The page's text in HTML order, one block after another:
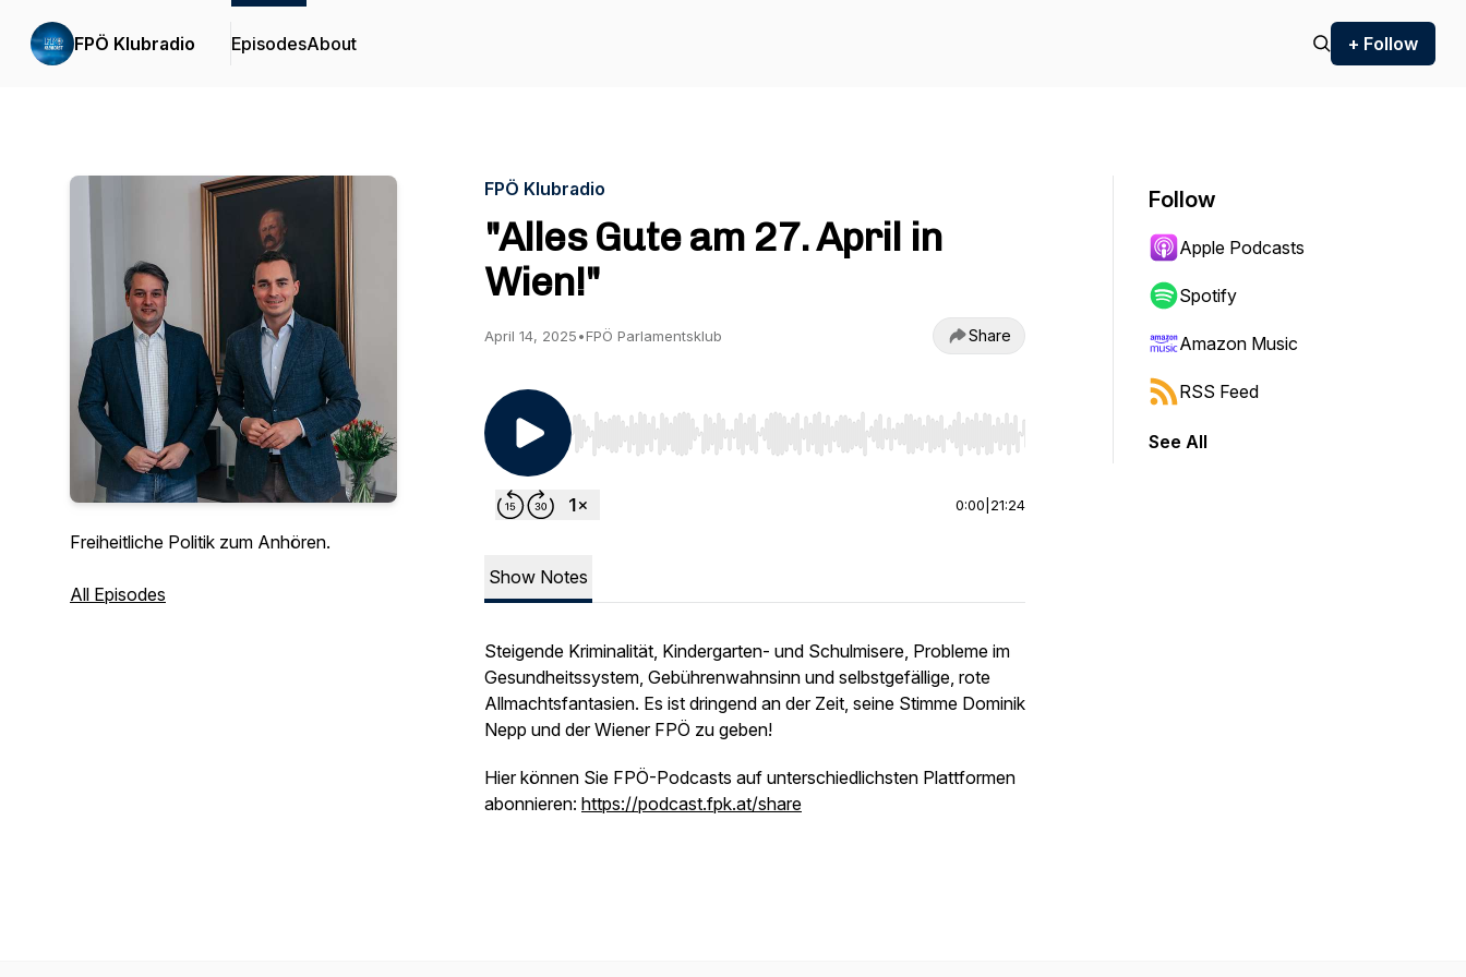
FPÖ Klubradio EpisodesAbout + Follow
Freiheitliche Politik zum Anhören.
All Episodes
FPÖ Klubradio
"Alles Gute am 27. April in
Wien!"
April 14, 2025•FPÖ Parlamentsklub Share
Use Left/Right to seek, Home/End to jump to start or end. Hold shift to jump forward or backward.
0:00 21:24
Show Notes
Steigende Kriminalität, Kindergarten- und Schulmisere, Probleme im
Gesundheitssystem, Gebührenwahnsinn und selbstgefällige, rote
Allmachtsfantasien. Es ist dringend an der Zeit, seine Stimme Dominik
Nepp und der Wiener FPÖ zu geben!
Hier können Sie FPÖ-Podcasts auf unterschiedlichsten Plattformen
abonnieren: https://podcast.fpk.at/share
Follow
Apple Podcasts
Spotify
Amazon Music
RSS Feed
See All